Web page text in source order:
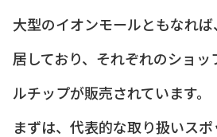
大型のイオンモールともなれ
居しており、それぞれのショ
ルチップが販売されています。
まずは、代表的な取り扱いス